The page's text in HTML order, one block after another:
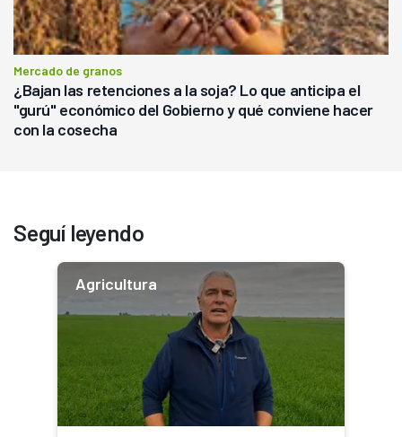
Mercado de granos
¿Bajan las retenciones a la soja? Lo que anticipa el
"gurú" económico del Gobierno y qué conviene hacer
con la cosecha
Seguí leyendo
Agricultura